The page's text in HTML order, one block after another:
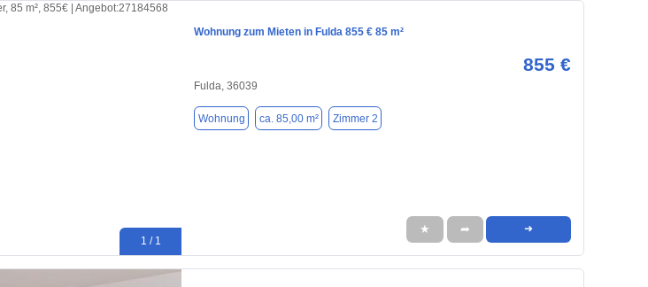
1 / 1
Wohnung zum Mieten in Fulda 855 € 85 m²
855 €
Fulda, 36039
Wohnung ca. 85,00 m² Zimmer 2
★ ➦ ➜